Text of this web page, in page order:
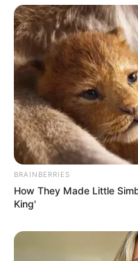
BRAINBERRIES
How They Made Little
King'